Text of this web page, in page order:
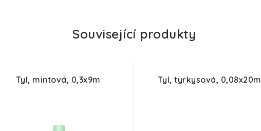
Související produkty
Tyl, mintová, 0,3x9m Tyl, tyrkysová, 0,08x20m